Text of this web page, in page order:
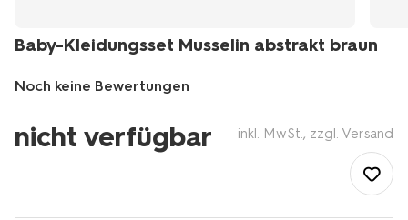
Baby-Kleidungsset Musselin abstrakt braun
Noch keine Bewertungen
de/baby/babykleidung/baby-
pullover-
nicht verfügbar inkl. MwSt., zzgl. Versand